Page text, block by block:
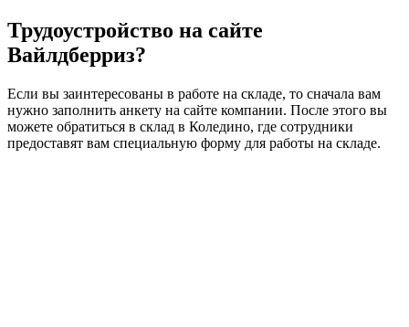
Трудоустройство на сайте
Вайлдберриз?
Если вы заинтересованы в работе на складе, то сначала вам
нужно заполнить анкету на сайте компании. После этого вы
можете обратиться в склад в Коледино, где сотрудники
предоставят вам специальную форму для работы на складе.